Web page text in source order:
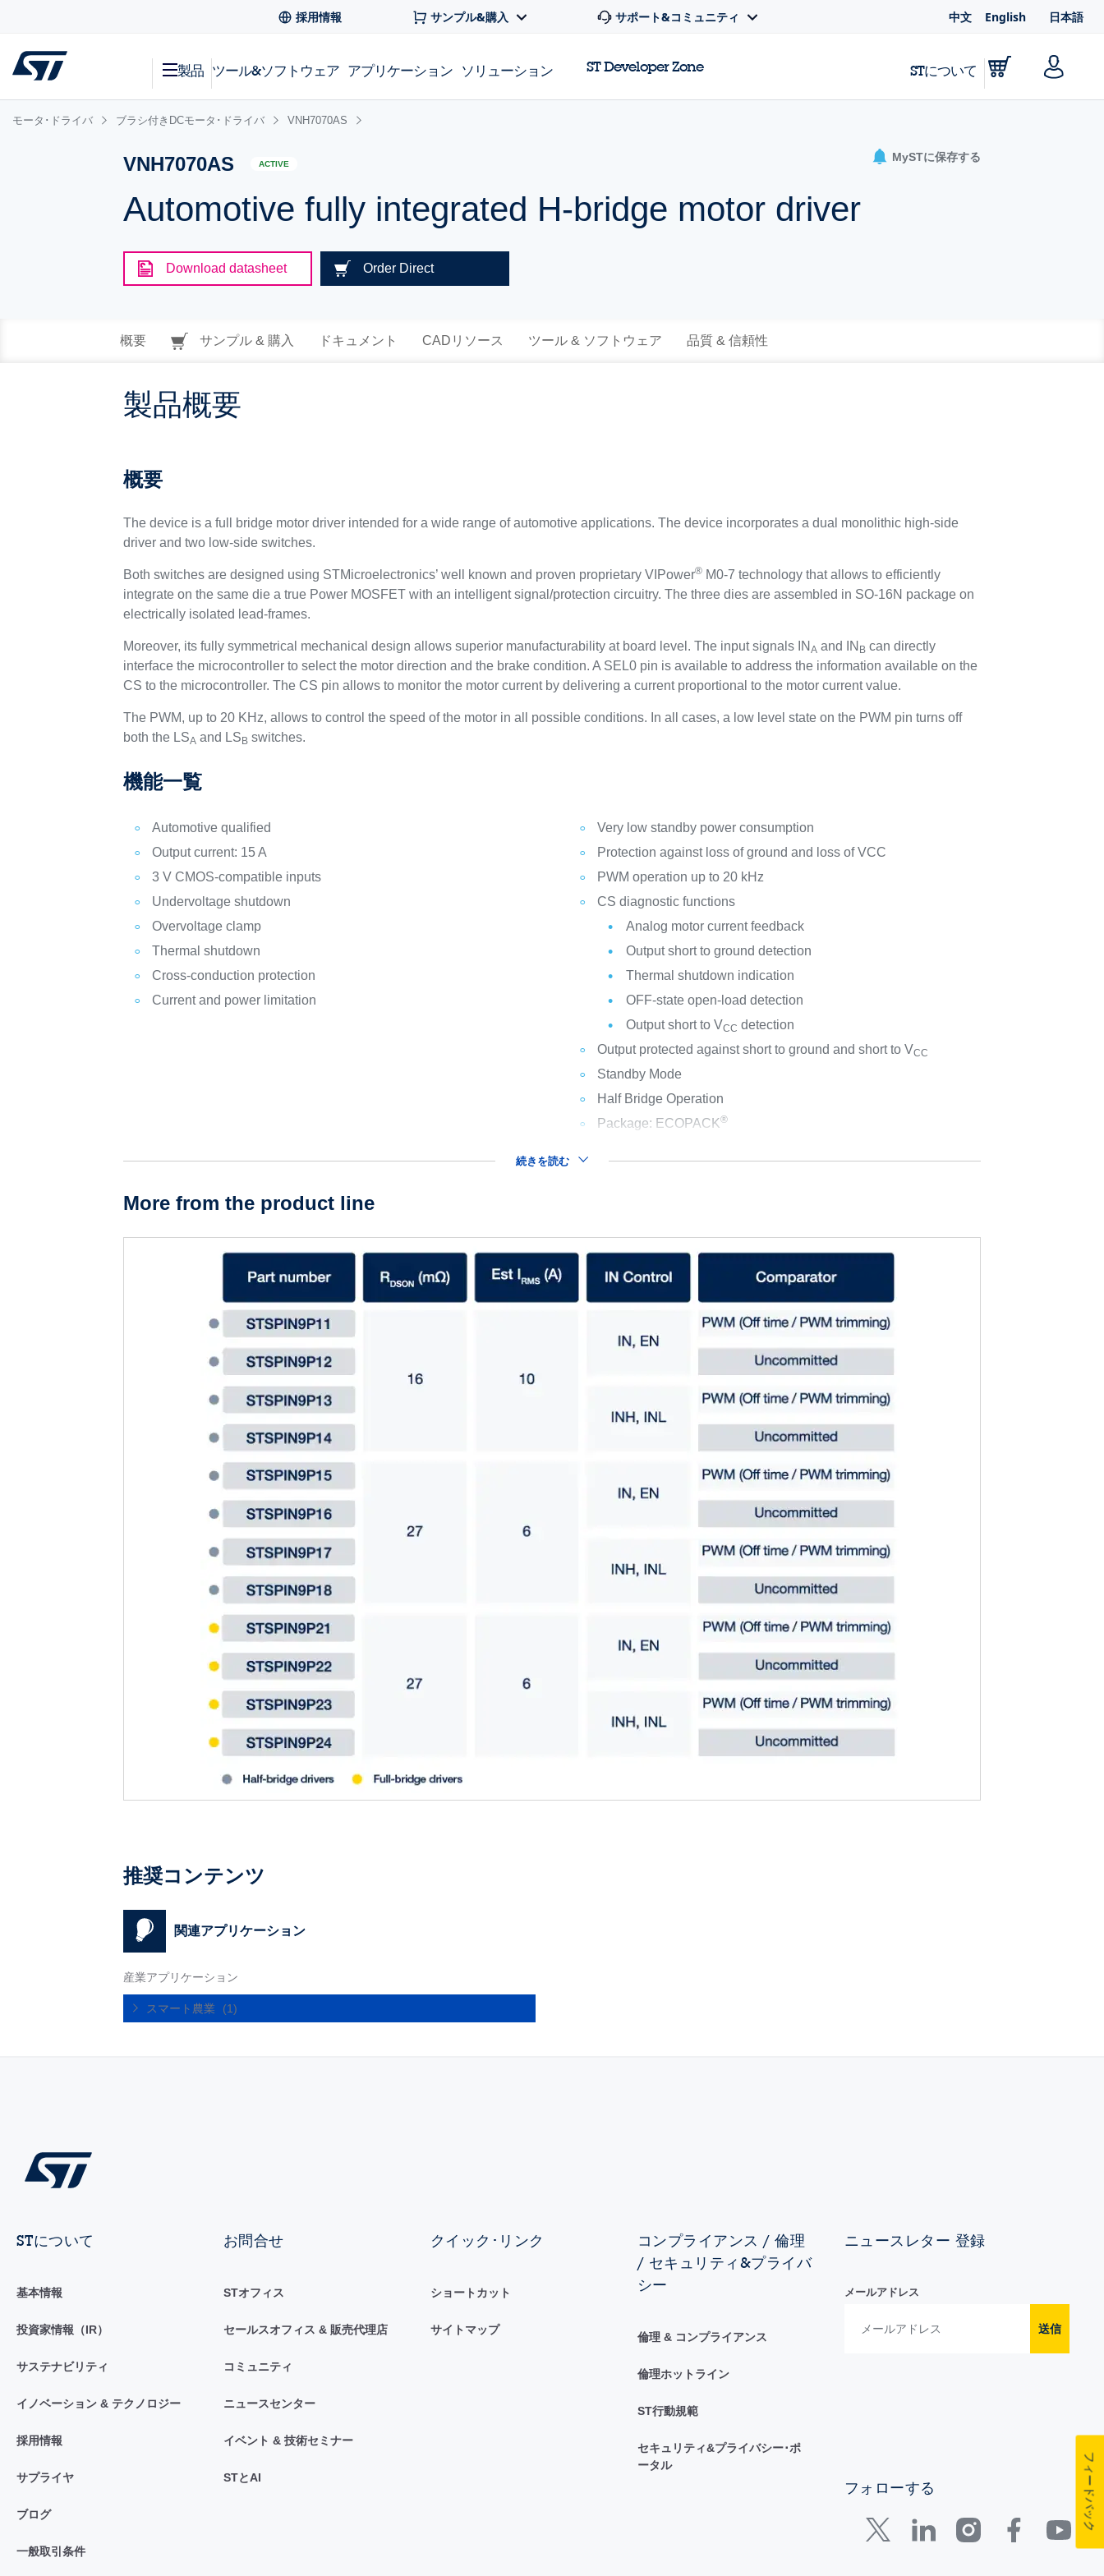
採用情報 サンプル&購入 サポート&コミュニティ 中文 English 日本語
製品 ツール&ソフトウェア アプリケーション ソリューション ST Developer Zone STについて
モータ･ドライバ ブラシ付きDCモータ･ドライバ VNH7070AS
VNH7070AS ACTIVE
Automotive fully integrated H-bridge motor driver
MySTに保存する
Download datasheet Order Direct
概要 サンプル & 購入 ドキュメント CADリソース ツール & ソフトウェア 品質 & 信頼性
製品概要
概要
The device is a full bridge motor driver intended for a wide range of automotive applications. The device incorporates a dual monolithic high-side
driver and two low-side switches.
Both switches are designed using STMicroelectronics’ well known and proven proprietary VIPower® M0-7 technology that allows to efficiently
integrate on the same die a true Power MOSFET with an intelligent signal/protection circuitry. The three dies are assembled in SO-16N package on
electrically isolated lead-frames.
Moreover, its fully symmetrical mechanical design allows superior manufacturability at board level. The input signals IN A and IN B can directly
interface the microcontroller to select the motor direction and the brake condition. A SEL0 pin is available to address the information available on the
CS to the microcontroller. The CS pin allows to monitor the motor current by delivering a current proportional to the motor current value.
The PWM, up to 20 KHz, allows to control the speed of the motor in all possible conditions. In all cases, a low level state on the PWM pin turns off
both the LSA and LS B switches.
機能一覧
Automotive qualified
Output current: 15 A
3 V CMOS-compatible inputs
Undervoltage shutdown
Overvoltage clamp
Thermal shutdown
Cross-conduction protection
Current and power limitation
Very low standby power consumption
Protection against loss of ground and loss of VCC
PWM operation up to 20 kHz
CS diagnostic functions
Analog motor current feedback
Output short to ground detection
Thermal shutdown indication
OFF-state open-load detection
Output short to VCC detection
Output protected against short to ground and short to VCC
Standby Mode
Half Bridge Operation
Package: ECOPACK®
続きを読む
More from the product line
推奨コンテンツ
関連アプリケーション
産業アプリケーション
スマート農業 (1)
STについて
基本情報
投資家情報（IR）
サステナビリティ
イノベーション & テクノロジー
採用情報
サプライヤ
ブログ
一般取引条件
お問合せ
STオフィス
セールスオフィス & 販売代理店
コミュニティ
ニュースセンター
イベント & 技術セミナー
STとAI
クイック･リンク
ショートカット
サイトマップ
コンプライアンス / 倫理
/ セキュリティ&プライバ
シー
倫理 & コンプライアンス
倫理ホットライン
ST行動規範
セキュリティ&プライバシー･ポ
ータル
ニュースレター 登録
メールアドレス
送信
フォローする フィードバック